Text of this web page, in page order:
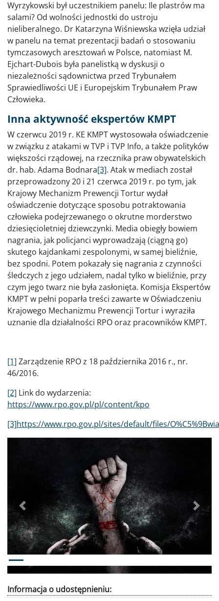
Wyrzykowski był uczestnikiem panelu: Ile plastrów ma
salami? Od wolności jednostki do ustroju
nieliberalnego. Dr Katarzyna Wiśniewska wzięła udział
w panelu na temat prezentacji badań o stosowaniu
tymczasowych aresztowań w Polsce, natomiast M.
Ejchart-Dubois była panelistką w dyskusji o
niezależności sądownictwa przed Trybunałem
Sprawiedliwości UE i Europejskim Trybunałem Praw
Człowieka.
Inna aktywność ekspertów KMPT
W czerwcu 2019 r. KE KMPT wystosowała oświadczenie
w związku z atakami w TVP i TVP Info, a także polityków
większości rządowej, na rzecznika praw obywatelskich
dr. hab. Adama Bodnara[3]. Atak w mediach został
przeprowadzony 20 i 21 czerwca 2019 r. po tym, jak
Krajowy Mechanizm Prewencji Tortur wydał
oświadczenie dotyczące sposobu potraktowania
człowieka podejrzewanego o okrutne morderstwo
dziesięcioletniej dziewczynki. Media obiegły bowiem
nagrania, jak policjanci wyprowadzają (ciągną go)
skutego kajdankami zespolonymi, w samej bieliźnie,
bez spodni. Potem pokazały się nagrania z czynności
śledczych z jego udziałem, nadal tylko w bieliźnie, przy
czym jego twarz nie była zasłonięta. Komisja Ekspertów
KMPT w pełni poparła treści zawarte w Oświadczeniu
Krajowego Mechanizmu Prewencji Tortur i wyraziła
uznanie dla działalności RPO oraz pracowników KMPT.
[1] Zarządzenie RPO z 18 października 2016 r., nr.
46/2016.
[2] Link do wydarzenia:
https://www.rpo.gov.pl/pl/content/kpo
[3]https://www.rpo.gov.pl/sites/default/files/
Poprzednie Dalej
Informacja o udostępnieniu: